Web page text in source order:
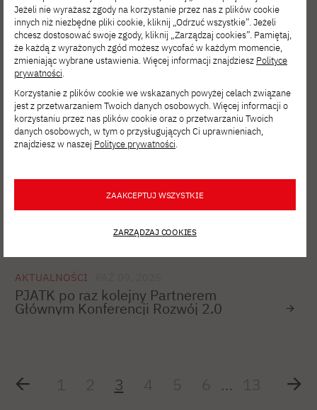
AKTUALNOŚCI MAR 23, 2026
Wykład otwarty prof. dr. hab. Romana
Słowińskiego
AKTUALNOŚCI STY 09, 2026
Webinar „Skąd się biorą specjaliści
od cyberbezpieczeństwa?”
GRU 14, 2025
AKTUALNOŚCI
PJATK po raz kolejny Partnerem
Głównym Konferencji Rozwój 2.0
1 2 3 4 5 6 … 13
Jeżeli nie wyrażasz zgody na korzystanie przez nas z plików cookie
innych niż niezbędne pliki cookie, kliknij „Odrzuć wszystkie”. Jeżeli
chcesz dostosować swoje zgody, kliknij „Zarządzaj cookies”. Pamiętaj,
że każdą z wyrażonych zgód możesz wycofać w każdym momencie,
zmieniając wybrane ustawienia. Więcej informacji znajdziesz Polityce
prywatności.
Korzystanie z plików cookie we wskazanych powyżej celach związane
jest z przetwarzaniem Twoich danych osobowych. Więcej informacji o
korzystaniu przez nas plików cookie oraz o przetwarzaniu Twoich
danych osobowych, w tym o przysługujących Ci uprawnieniach,
znajdziesz w naszej Polityce prywatności.
ZAAKCEPTUJ WSZYSTKIE
ZARZĄDZAJ COOKIES